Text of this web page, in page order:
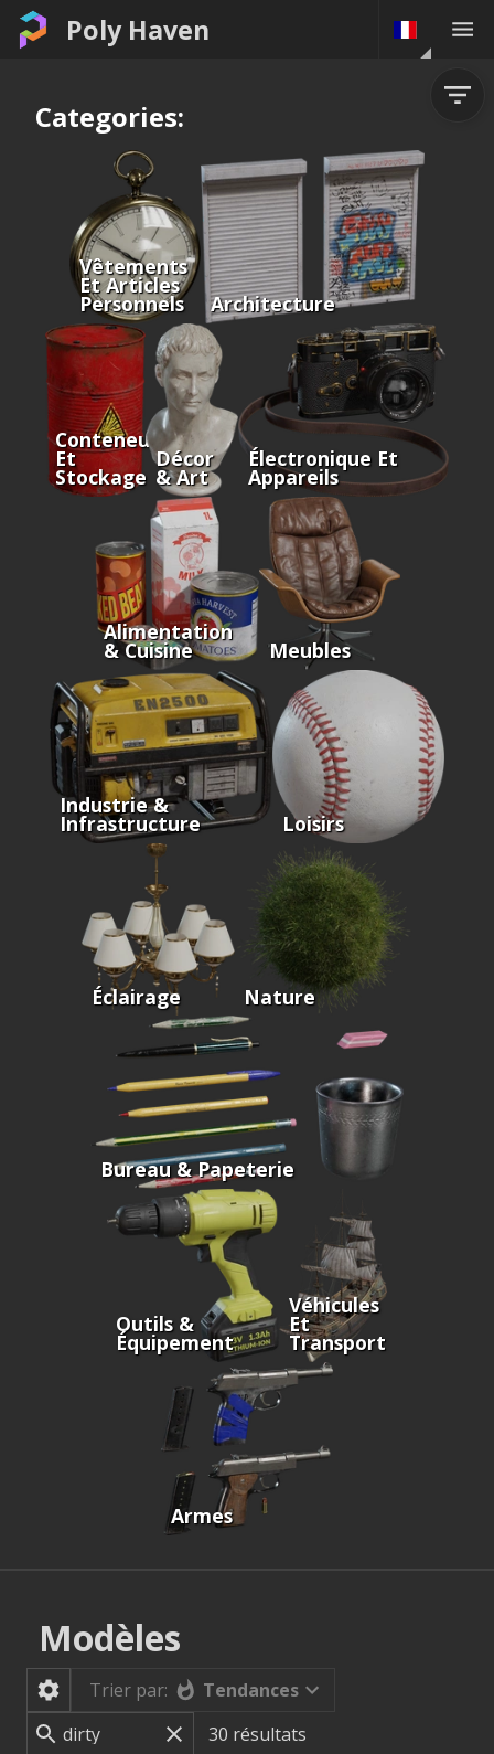
Poly Haven
Categories:
Vêtements
Et Articles
Personnels Architecture
Conteneurs
Et
Stockage
Décor
& Art
Électronique Et
Appareils
Alimentation
& Cuisine Meubles
Industrie &
Infrastructure Loisirs
Éclairage Nature
Bureau & Papeterie
Outils &
Équipement
Véhicules
Et
Transport
Armes
Modèles
Trier par:
Tendances
30 résultats